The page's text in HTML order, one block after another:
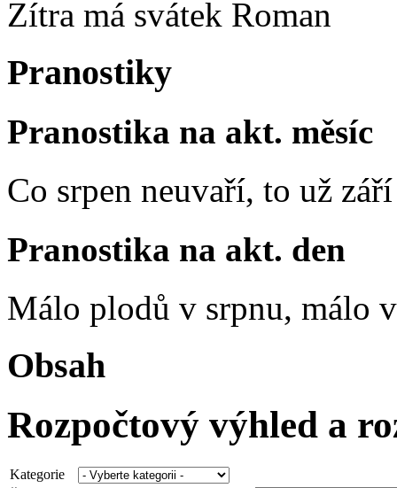
Zítra má svátek Roman
Pranostiky
Pranostika na akt. měsíc
Co srpen neuvaří, to už
Pranostika na akt. den
Málo plodů v srpnu, málo
Obsah
Rozpočtový výhled a
Kategorie